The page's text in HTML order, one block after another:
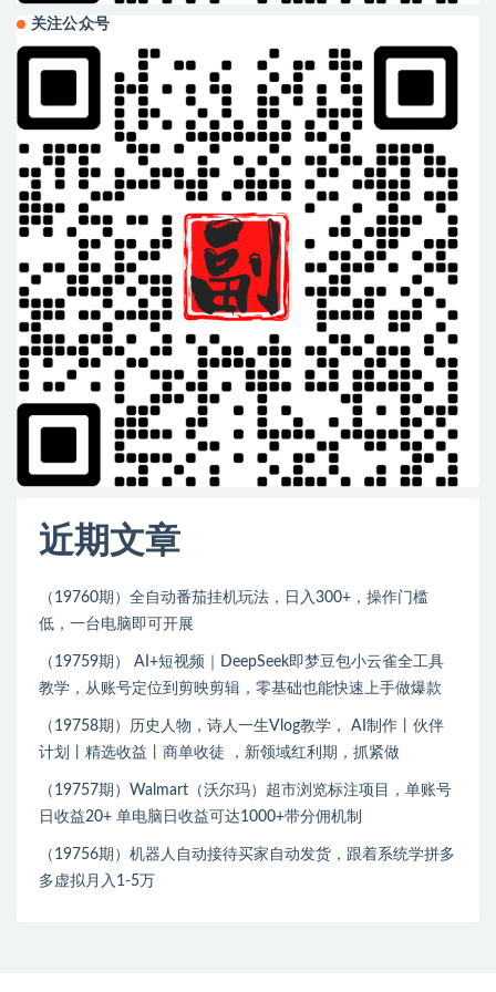
关注公众号
近期文章
（19760期）全自动番茄挂机玩法，日入300+，操作门槛
低，一台电脑即可开展
（19759期） AI+短视频｜DeepSeek即梦豆包小云雀全工具
教学，从账号定位到剪映剪辑，零基础也能快速上手做爆款
（19758期）历史人物，诗人一生Vlog教学， AI制作丨伙伴
计划丨精选收益丨商单收徒 ，新领域红利期，抓紧做
（19757期）Walmart（沃尔玛）超市浏览标注项目，单账号
日收益20+ 单电脑日收益可达1000+带分佣机制
（19756期）机器人自动接待买家自动发货，跟着系统学拼多
多虚拟月入1-5万